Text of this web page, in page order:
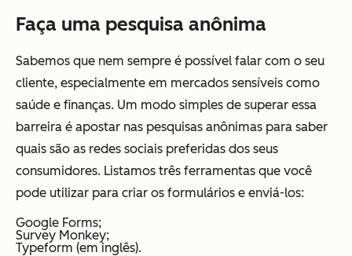
Faça uma pesquisa anônima
Sabemos que nem sempre é possível falar com o seu
cliente, especialmente em mercados sensíveis como
saúde e finanças. Um modo simples de superar essa
barreira é apostar nas pesquisas anônimas para saber
quais são as redes sociais preferidas dos seus
consumidores. Listamos três ferramentas que você
pode utilizar para criar os formulários e enviá-los:
Google Forms;
Survey Monkey;
Typeform (em inglês).